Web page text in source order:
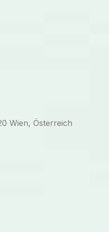
Wien, Österreich